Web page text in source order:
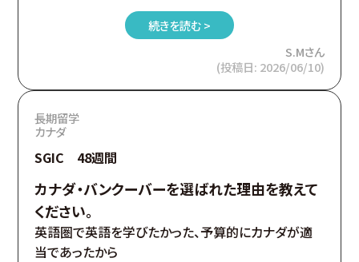
続きを読む >
S.Mさん
(投稿日: 2026/06/10)
長期留学
カナダ
SGIC 48週間
カナダ・バンクーバーを選ばれた理由を教えて
ください。
英語圏で英語を学びたかった、予算的にカナダが適
当であったから